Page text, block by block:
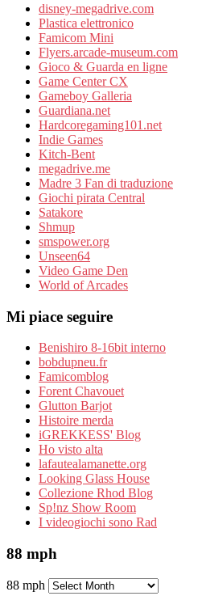
disney-megadrive.com
Plastica elettronico
Famicom Mini
Flyers.arcade-museum.com
Gioco & Guarda en ligne
Game Center CX
Gameboy Galleria
Guardiana.net
Hardcoregaming101.net
Indie Games
Kitch-Bent
megadrive.me
Madre 3 Fan di traduzione
Giochi pirata Central
Satakore
Shmup
smspower.org
Unseen64
Video Game Den
World of Arcades
Mi piace seguire
Benishiro 8-16bit interno
bobdupneu.fr
Famicomblog
Forent Chavouet
Glutton Barjot
Histoire merda
iGREKKESS' Blog
Ho visto alta
lafautealamanette.org
Looking Glass House
Collezione Rhod Blog
Sp!nz Show Room
I videogiochi sono Rad
88 mph
88 mph